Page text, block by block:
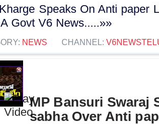
Speaks On Anti paper
Govt V6 News.....»»
NEWS CHANNEL:
MP Bansuri Swaraj
sabha Over Anti